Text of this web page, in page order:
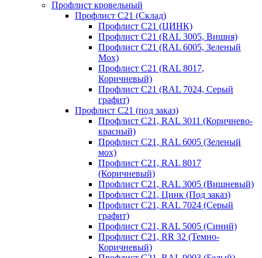
Профлист кровельный
Профлист С21 (Склад)
Профлист С21 (ЦИНК)
Профлист С21 (RAL 3005, Вишня)
Профлист С21 (RAL 6005, Зеленый
Мох)
Профлист С21 (RAL 8017,
Коричневый)
Профлист С21 (RAL 7024, Серый
графит)
Профлист С21 (под заказ)
Профлист С21, RAL 3011 (Коричнево-
красный)
Профлист С21, RAL 6005 (Зеленый
мох)
Профлист С21, RAL 8017
(Коричневый)
Профлист С21, RAL 3005 (Вишневый)
Профлист С21, Цинк (Под заказ)
Профлист С21, RAL 7024 (Серый
графит)
Профлист С21, RAL 5005 (Синий)
Профлист С21, RR 32 (Темно-
Коричневый)